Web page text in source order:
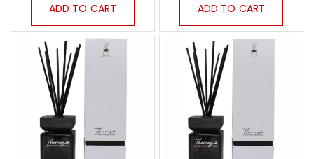
ADD TO CART ADD TO CART